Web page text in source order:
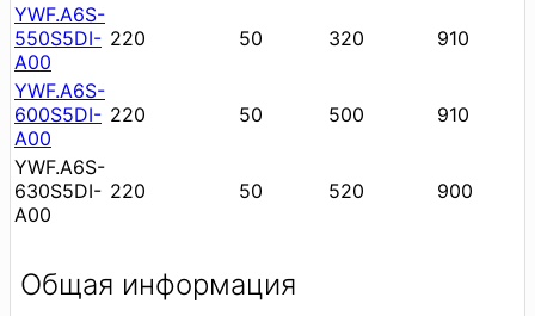
YWF.A6S-
550S5DI-
A00
220 50 320 910
YWF.A6S-
600S5DI-
A00
220 50 500 910
YWF.A6S-
630S5DI-
A00
220 50 520 900